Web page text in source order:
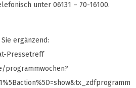
unter 06131 – 70-16100.
ergänzend:
Pressetreff
programmwochen?